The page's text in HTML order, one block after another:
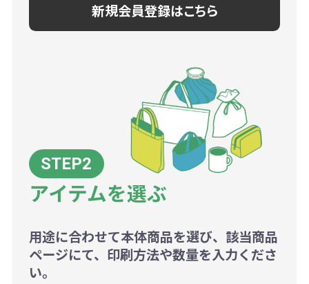
新規会員登録はこちら
アイテムを選ぶ
用途に合わせて本体商品を選び、該当商品
ページにて、印刷方法や数量を入力くださ
い。